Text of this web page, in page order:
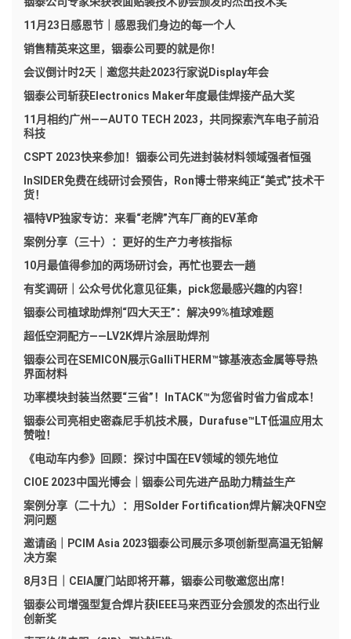
11月23日感恩节｜感恩我们身边的每一个人
销售精英来这里，铟泰公司要的就是你！
会议倒计时2天｜邀您共赴2023行家说Display年会
铟泰公司斩获Electronics Maker年度最佳焊接产品大奖
11月相约广州——AUTO TECH 2023，共同探索汽车电子前沿
科技
CSPT 2023快来参加！铟泰公司先进封装材料领域强者恒强
InSIDER免费在线研讨会预告，Ron博士带来纯正“美式”技术干
货！
福特VP独家专访：来看“老牌”汽车厂商的EV革命
案例分享（三十）：更好的生产力考核指标
10月最值得参加的两场研讨会，再忙也要去一趟
有奖调研｜公众号优化意见征集，pick您最感兴趣的内容！
铟泰公司植球助焊剂“四大天王”：解决99%植球难题
超低空洞配方——LV2K焊片涂层助焊剂
铟泰公司在SEMICON展示GalliTHERM™镓基液态金属等导热
界面材料
功率模块封装当然要“三省”！InTACK™为您省时省力省成本！
铟泰公司亮相史密森尼手机技术展，Durafuse™LT低温应用太
赞啦！
《电动车内参》回顾：探讨中国在EV领域的领先地位
CIOE 2023中国光博会｜铟泰公司先进产品助力精益生产
案例分享（二十九）：用Solder Fortification焊片解决QFN空
洞问题
邀请函｜PCIM Asia 2023铟泰公司展示多项创新型高温无铅解
决方案
8月3日｜CEIA厦门站即将开幕，铟泰公司敬邀您出席！
铟泰公司增强型复合焊片获IEEE马来西亚分会颁发的杰出行业
创新奖